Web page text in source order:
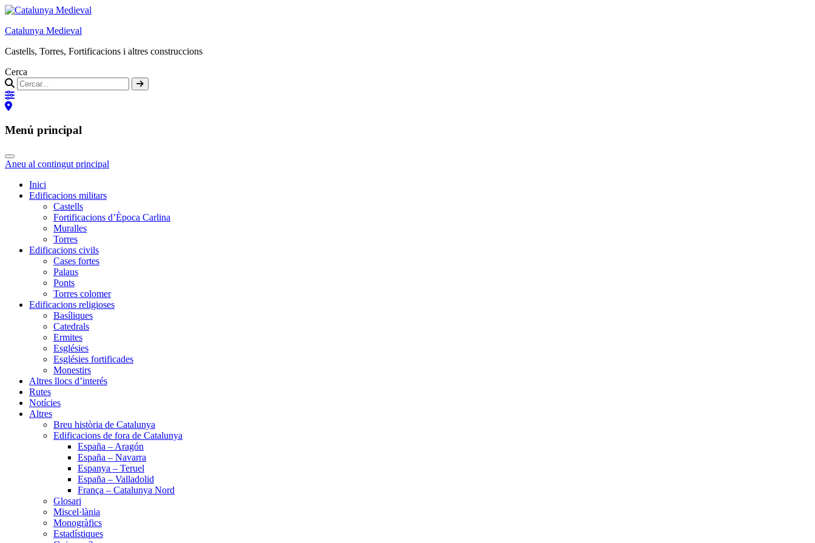
Catalunya Medieval
Castells, Torres, Fortificacions i altres construccions
Cerca
Menú principal
Aneu al contingut principal
Inici
Edificacions militars
Castells
Fortificacions d’Època Carlina
Muralles
Torres
Edificacions civils
Cases fortes
Palaus
Ponts
Torres colomer
Edificacions religioses
Basíliques
Catedrals
Ermites
Esglésies
Esglésies fortificades
Monestirs
Altres llocs d’interés
Rutes
Notícies
Altres
Breu història de Catalunya
Edificacions de fora de Catalunya
España – Aragón
España – Navarra
Espanya – Teruel
España – Valladolid
França – Catalunya Nord
Glosari
Miscel·lània
Monogràfics
Estadístiques